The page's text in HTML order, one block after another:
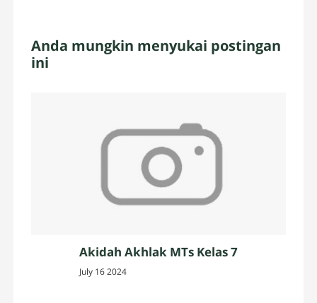
Anda mungkin menyukai postingan
ini
Akidah Akhlak MTs Kelas 7
July 16 2024